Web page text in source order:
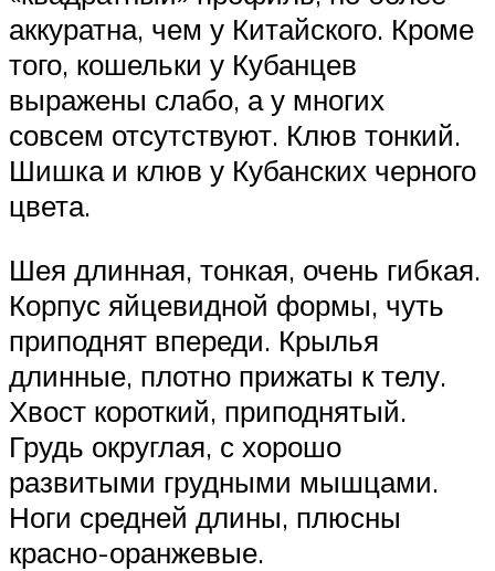
аккуратна, чем у Китайского. Кроме
того, кошельки у Кубанцев
выражены слабо, а у многих
совсем отсутствуют. Клюв тонкий.
Шишка и клюв у Кубанских черного
цвета.
Шея длинная, тонкая, очень гибкая.
Корпус яйцевидной формы, чуть
приподнят впереди. Крылья
длинные, плотно прижаты к телу.
Хвост короткий, приподнятый.
Грудь округлая, с хорошо
развитыми грудными мышцами.
Ноги средней длины, плюсны
красно-оранжевые.